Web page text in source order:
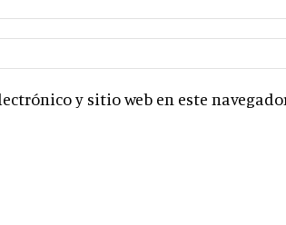
y sitio web en este